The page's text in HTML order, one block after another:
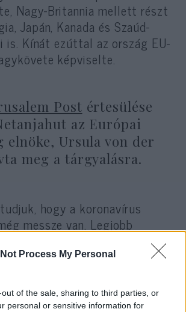
Process My Personal
of the sale, sharing to third parties, or
personal or sensitive information for
Nagy-Britannia mellett részt
Japán, Kanada és Szaúd-
is. Kínát ezúttal az ország EU-
képviselte.
Post értesülése
az Európai
elnöke, Ursula von der
meg a tárgyalásra.
hogy a koronavírus
messze van. Legjobb
csak a kezdet végénél járunk”
az izraeli vezető
Hozzátette: jelenleg a
kezelési és
folyamatok együttes